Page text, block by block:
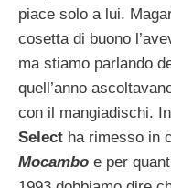
piace solo a lui.
cosetta di buono
ma stiamo parlando
quell’anno
con il mangiadischi.
Select ha rimesso in
Mocambo e per